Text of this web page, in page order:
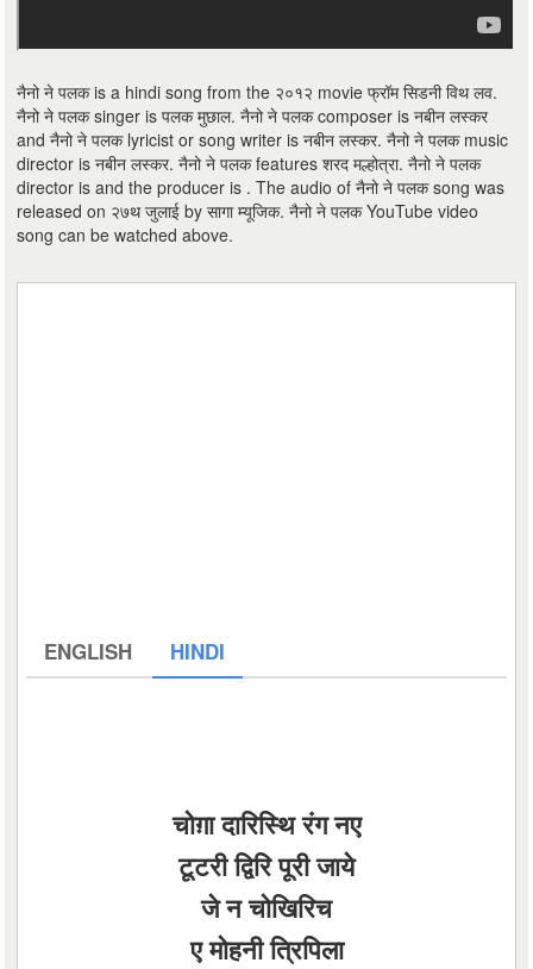
नैनो ने पलक is a hindi song from the २०१२ movie फ्रॉम सिडनी विथ लव.
नैनो ने पलक singer is पलक मुछाल. नैनो ने पलक composer is नबीन लस्कर
and नैनो ने पलक lyricist or song writer is नबीन लस्कर. नैनो ने पलक music
director is नबीन लस्कर. नैनो ने पलक features शरद मल्होत्रा. नैनो ने पलक
director is and the producer is . The audio of नैनो ने पलक song was
released on २७थ जुलाई by सागा म्यूजिक. नैनो ने पलक YouTube video
song can be watched above.
ENGLISH HINDI
चोग़ा दारिस्थि रंग नए
टूटरी द्विरि पूरी जाये
जे न चोखिरिच
ए मोहनी त्रिपिला